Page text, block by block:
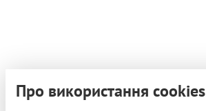
Про використання cookies